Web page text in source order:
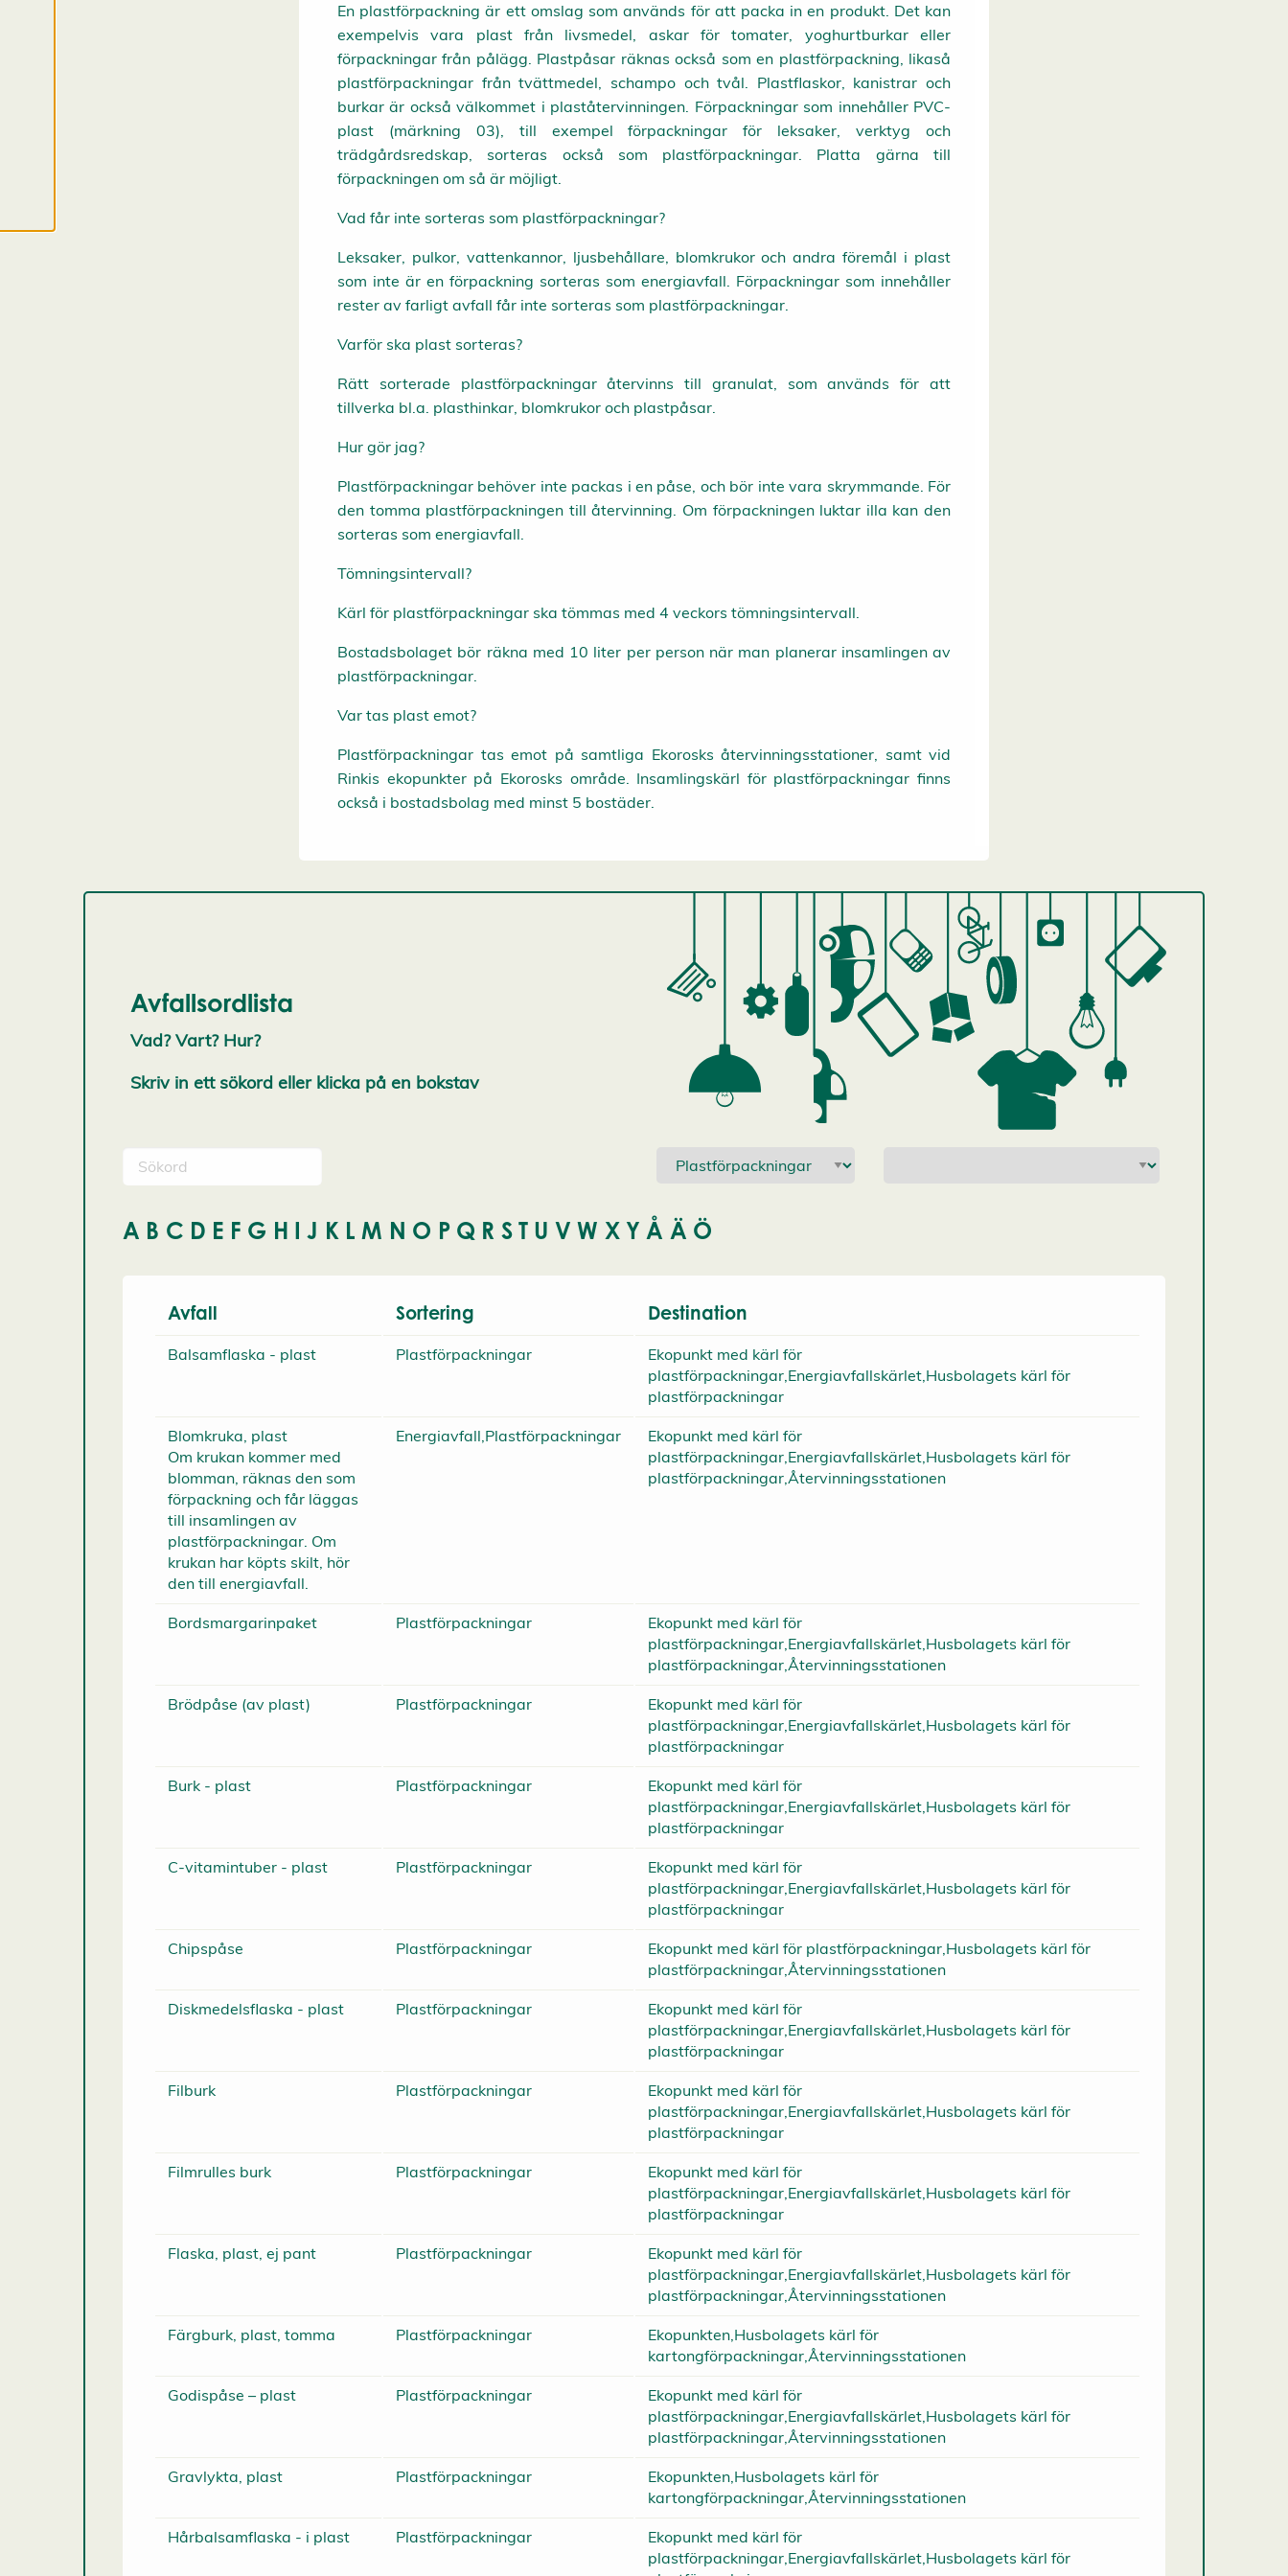
En plastförpackning är ett omslag som används för att packa in en produkt. Det kan
exempelvis vara plast från livsmedel, askar för tomater, yoghurtburkar eller
förpackningar från pålägg. Plastpåsar räknas också som en plastförpackning, likaså
plastförpackningar från tvättmedel, schampo och tvål. Plastflaskor, kanistrar och
burkar är också välkommet i plaståtervinningen. Förpackningar som innehåller PVC-
plast (märkning 03), till exempel förpackningar för leksaker, verktyg och
trädgårdsredskap, sorteras också som plastförpackningar. Platta gärna till
förpackningen om så är möjligt.
Vad får inte sorteras som plastförpackningar?
Leksaker, pulkor, vattenkannor, ljusbehållare, blomkrukor och andra föremål i plast
som inte är en förpackning sorteras som energiavfall. Förpackningar som innehåller
rester av farligt avfall får inte sorteras som plastförpackningar.
Varför ska plast sorteras?
Rätt sorterade plastförpackningar återvinns till granulat, som används för att
tillverka bl.a. plasthinkar, blomkrukor och plastpåsar.
Hur gör jag?
Plastförpackningar behöver inte packas i en påse, och bör inte vara skrymmande. För
den tomma plastförpackningen till återvinning. Om förpackningen luktar illa kan den
sorteras som energiavfall.
Tömningsintervall?
Kärl för plastförpackningar ska tömmas med 4 veckors tömningsintervall.
Bostadsbolaget bör räkna med 10 liter per person när man planerar insamlingen av
plastförpackningar.
Var tas plast emot?
Plastförpackningar tas emot på samtliga Ekorosks återvinningsstationer, samt vid
Rinkis ekopunkter på Ekorosks område. Insamlingskärl för plastförpackningar finns
också i bostadsbolag med minst 5 bostäder.
Avfallsordlista
Vad? Vart? Hur?
Skriv in ett sökord eller klicka på en bokstav
A B C D E F G H I J K L M N O P Q R S T U V W X Y Å Ä Ö
Avfall Sortering Destination
Balsamflaska - plast Plastförpackningar
Ekopunkt med kärl för
plastförpackningar,Energiavfallskärlet,Husbolagets kärl för
plastförpackningar
Blomkruka, plast
Om krukan kommer med
blomman, räknas den som
förpackning och får läggas
till insamlingen av
plastförpackningar. Om
krukan har köpts skilt, hör
den till energiavfall.
Energiavfall,Plastförpackningar
Ekopunkt med kärl för
plastförpackningar,Energiavfallskärlet,Husbolagets kärl för
plastförpackningar,Återvinningsstationen
Bordsmargarinpaket Plastförpackningar
Ekopunkt med kärl för
plastförpackningar,Energiavfallskärlet,Husbolagets kärl för
plastförpackningar,Återvinningsstationen
Brödpåse (av plast) Plastförpackningar
Ekopunkt med kärl för
plastförpackningar,Energiavfallskärlet,Husbolagets kärl för
plastförpackningar
Burk - plast Plastförpackningar
Ekopunkt med kärl för
plastförpackningar,Energiavfallskärlet,Husbolagets kärl för
plastförpackningar
C-vitamintuber - plast Plastförpackningar
Ekopunkt med kärl för
plastförpackningar,Energiavfallskärlet,Husbolagets kärl för
plastförpackningar
Chipspåse Plastförpackningar
Ekopunkt med kärl för plastförpackningar,Husbolagets kärl för
plastförpackningar,Återvinningsstationen
Diskmedelsflaska - plast Plastförpackningar
Ekopunkt med kärl för
plastförpackningar,Energiavfallskärlet,Husbolagets kärl för
plastförpackningar
Filburk Plastförpackningar
Ekopunkt med kärl för
plastförpackningar,Energiavfallskärlet,Husbolagets kärl för
plastförpackningar
Filmrulles burk Plastförpackningar
Ekopunkt med kärl för
plastförpackningar,Energiavfallskärlet,Husbolagets kärl för
plastförpackningar
Flaska, plast, ej pant Plastförpackningar
Ekopunkt med kärl för
plastförpackningar,Energiavfallskärlet,Husbolagets kärl för
plastförpackningar,Återvinningsstationen
Färgburk, plast, tomma Plastförpackningar
Ekopunkten,Husbolagets kärl för
kartongförpackningar,Återvinningsstationen
Godispåse – plast Plastförpackningar
Ekopunkt med kärl för
plastförpackningar,Energiavfallskärlet,Husbolagets kärl för
plastförpackningar,Återvinningsstationen
Gravlykta, plast Plastförpackningar
Ekopunkten,Husbolagets kärl för
kartongförpackningar,Återvinningsstationen
Hårbalsamflaska - i plast Plastförpackningar
Ekopunkt med kärl för
plastförpackningar,Energiavfallskärlet,Husbolagets kärl för